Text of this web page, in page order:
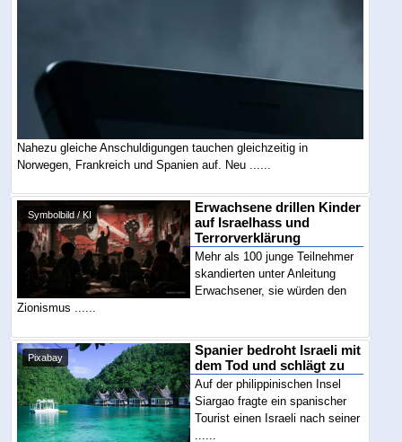
Nahezu gleiche Anschuldigungen tauchen gleichzeitig in
Norwegen, Frankreich und Spanien auf. Neu ......
Symbolbild / KI
Erwachsene drillen Kinder
auf Israelhass und
Terrorverklärung
Mehr als 100 junge Teilnehmer
skandierten unter Anleitung
Erwachsener, sie würden den
Zionismus ......
Pixabay
Spanier bedroht Israeli mit
dem Tod und schlägt zu
Auf der philippinischen Insel
Siargao fragte ein spanischer
Tourist einen Israeli nach seiner
......